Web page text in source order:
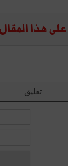
هذا المقال
تعليق